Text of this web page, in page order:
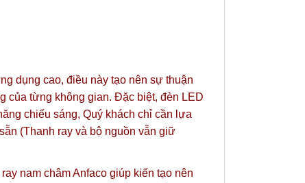
dụng cao, điều này tạo nên sự thuận
của từng không gian. Đặc biệt, đèn LED
chiếu sáng, Quý khách chỉ cần lựa
(Thanh ray và bộ nguồn vẫn giữ
nam châm Anfaco giúp kiến tạo nên